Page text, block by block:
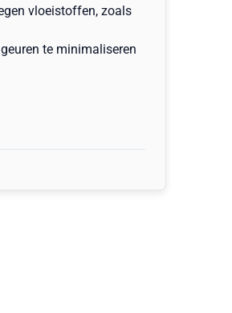
vloeistoffen, zoals
te minimaliseren